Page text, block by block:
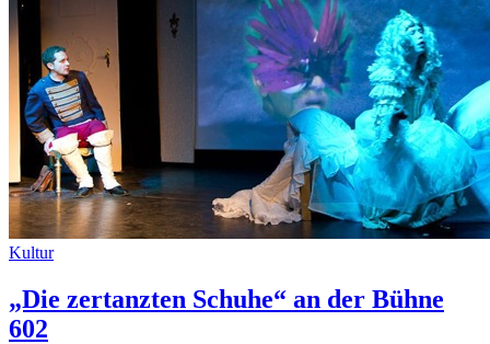
Kultur
„Die zertanzten Schuhe“ an der Bühne
602